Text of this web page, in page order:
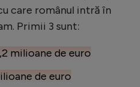
care românul intră în
Primii 3 sunt:
milioane de euro
de euro